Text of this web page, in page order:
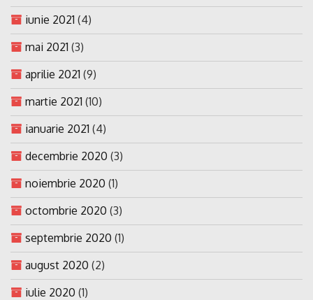
iunie 2021 (4)
mai 2021 (3)
aprilie 2021 (9)
martie 2021 (10)
ianuarie 2021 (4)
decembrie 2020 (3)
noiembrie 2020 (1)
octombrie 2020 (3)
septembrie 2020 (1)
august 2020 (2)
iulie 2020 (1)